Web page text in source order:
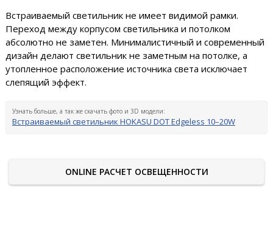
Встраиваемый светильник не имеет видимой рамки.
Переход между корпусом светильника и потолком
абсолютно не заметен. Минималистичный и современный
дизайн делают светильник не заметным на потолке, а
утопленное расположение источника света исключает
слепящий эффект.
Узнать больше, а так же скачать фото и 3D модели:
Встраиваемый светильник HOKASU DOT Edgeless 10–20W
ONLINE РАСЧЕТ ОСВЕЩЕННОСТИ